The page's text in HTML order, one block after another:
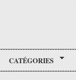
CATÉGORIES